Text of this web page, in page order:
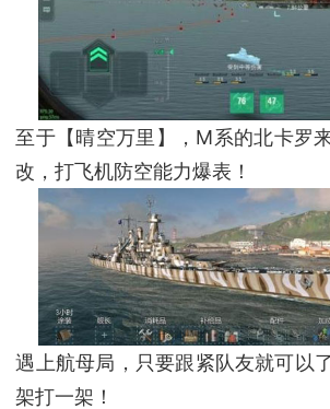
至于【晴空万里】，M系的北卡罗
改，打飞机防空能力爆表！
遇上航母局，只要跟紧队友就可以
架打一架！